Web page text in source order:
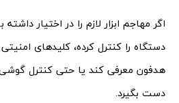
اگر مهاجم ابزار لازم را در اختیار
دستگاه را کنترل کرده، کلیدهای
هدفون معرفی کند یا حتی کنترل
دست بگیرد.